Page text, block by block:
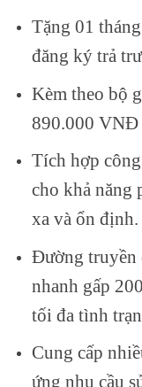
Tặng 01
đăng ký trả
Kèm theo bộ
890.000 VNĐ
Tích hợp
cho khả năng
xa và ổn định.
Đường truyền
nhanh gấp
tối đa tình
Cung cấp
ứng nhu cầu